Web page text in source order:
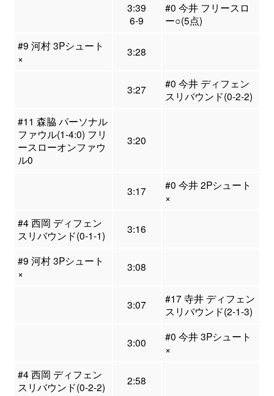
3:39
6-9
#0 今井 フリースロ
ー○(5点)
#9 河村 3Pシュート
×
3:28
3:27
#0 今井 ディフェン
スリバウンド(0-2-2)
#11 森脇 パーソナル
ファウル(1-4:0) フリ
ースローオンファウ
ル0
3:20
3:17
#0 今井 2Pシュート
×
#4 西岡 ディフェン
スリバウンド(0-1-1)
3:16
#9 河村 3Pシュート
×
3:08
3:07
#17 寺井 ディフェン
スリバウンド(2-1-3)
3:00
#0 今井 3Pシュート
×
#4 西岡 ディフェン
スリバウンド(0-2-2)
2:58